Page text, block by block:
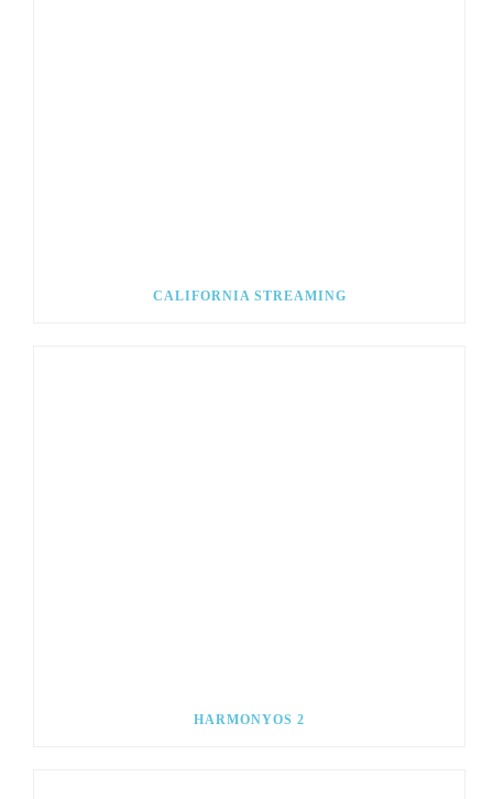
CALIFORNIA STREAMING
HARMONYOS 2